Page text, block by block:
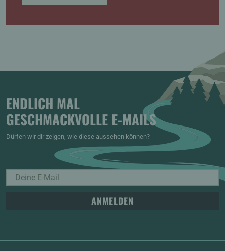
ENDLICH MAL
GESCHMACKVOLLE E-MAILS
Dürfen wir dir zeigen, wie diese aussehen können?
ANMELDEN